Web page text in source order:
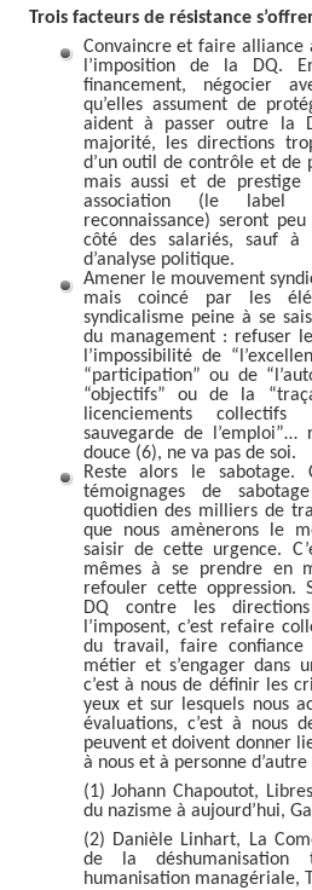
Trois facteurs de résistance
Convaincre et faire alliance
l’imposition de la DQ.
financement, négocier
qu’elles assument de
aident à passer outre la
majorité, les directions
d’un outil de contrôle et de
mais aussi et de
association (le label
reconnaissance) seront
côté des salariés, sauf à
d’analyse politique.
Amener le mouvement
mais coincé par les
syndicalisme peine à se
du management : refuser
l’impossibilité de
“participation” ou de
“objectifs” ou de la
licenciements
sauvegarde de
douce (6), ne va pas de soi.
Reste alors le sabotage.
témoignages de
quotidien des milliers de
que nous amènerons le
saisir de cette urgence.
mêmes à se prendre en
refouler cette oppression.
DQ contre les
l’imposent, c’est refaire
du travail, faire
métier et s’engager dans
c’est à nous de définir les
yeux et sur lesquels nous
évaluations, c’est à nous
peuvent et doivent donner
à nous et à personne
(1) Johann Chapoutot,
du nazisme à aujourd’hui,
(2) Danièle Linhart, La
de la
humanisation managériale,